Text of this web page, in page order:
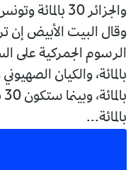
وقال البيت الأبيض إن
بالمائة...